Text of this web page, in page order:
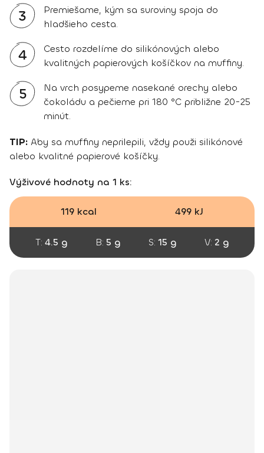
3
Premiešame, kým sa suroviny spoja do
hladšieho cesta.
4
Cesto rozdelíme do silikónových alebo
kvalitných papierových košíčkov na muffiny.
5
Na vrch posypeme nasekané orechy alebo
čokoládu a pečieme pri 180 °C približne 20-25
minút.
TIP: Aby sa muffiny neprilepili, vždy použi silikónové
alebo kvalitné papierové košíčky.
Výživové hodnoty na 1 ks:
119 kcal 499 kJ
T: 4.5 g B: 5 g S: 15 g V: 2 g